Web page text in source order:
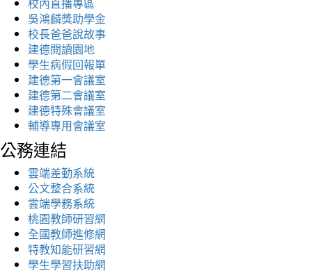
吳鴻麟獎助學金
校長爸爸說故事
建德閱讀園地
學生病假回報單
建德第一會議室
建德第二會議室
建德特殊會議室
輔導專用會議室
公務連結
雲端差勤系統
公文整合系統
雲端學務系統
桃園教師研習網
全國教師進修網
特教知能研習網
學生學習扶助網